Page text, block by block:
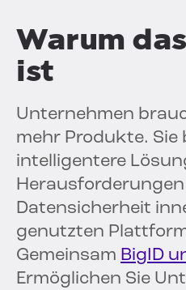
Warum
ist
Unternehmen
mehr Produkte. Sie
intelligentere
Datensicherheit
genutzten
Gemeinsam BigID
Ermöglichen Sie